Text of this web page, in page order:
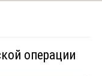
операции